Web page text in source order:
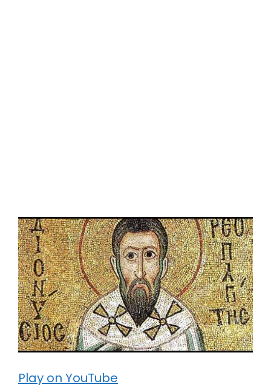
Play on YouTube